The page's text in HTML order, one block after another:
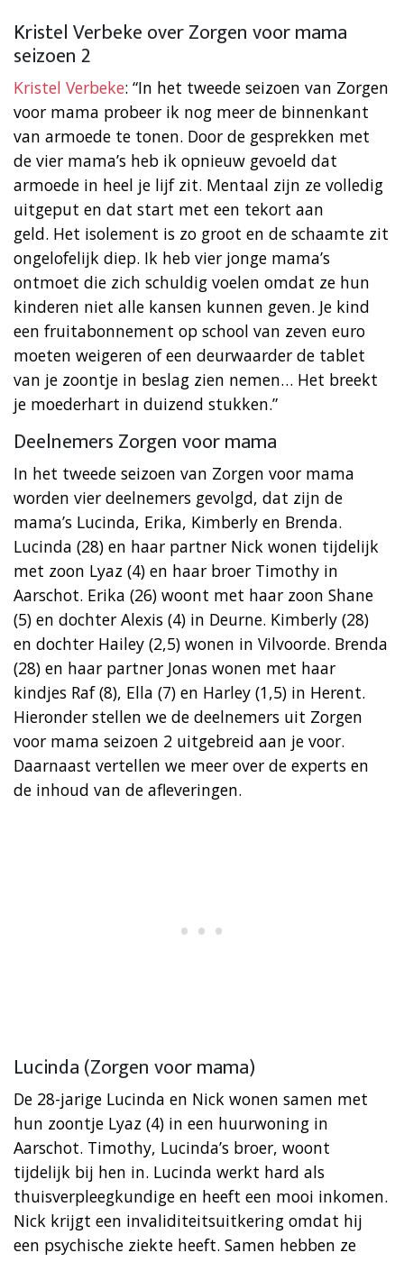
Kristel Verbeke over Zorgen voor mama
seizoen 2
Kristel Verbeke: “In het tweede seizoen van Zorgen
voor mama probeer ik nog meer de binnenkant
van armoede te tonen. Door de gesprekken met
de vier mama’s heb ik opnieuw gevoeld dat
armoede in heel je lijf zit. Mentaal zijn ze volledig
uitgeput en dat start met een tekort aan
geld. Het isolement is zo groot en de schaamte zit
ongelofelijk diep. Ik heb vier jonge mama’s
ontmoet die zich schuldig voelen omdat ze hun
kinderen niet alle kansen kunnen geven. Je kind
een fruitabonnement op school van zeven euro
moeten weigeren of een deurwaarder de tablet
van je zoontje in beslag zien nemen… Het breekt
je moederhart in duizend stukken.”
Deelnemers Zorgen voor mama
In het tweede seizoen van Zorgen voor mama
worden vier deelnemers gevolgd, dat zijn de
mama’s Lucinda, Erika, Kimberly en Brenda.
Lucinda (28) en haar partner Nick wonen tijdelijk
met zoon Lyaz (4) en haar broer Timothy in
Aarschot. Erika (26) woont met haar zoon Shane
(5) en dochter Alexis (4) in Deurne. Kimberly (28)
en dochter Hailey (2,5) wonen in Vilvoorde. Brenda
(28) en haar partner Jonas wonen met haar
kindjes Raf (8), Ella (7) en Harley (1,5) in Herent.
Hieronder stellen we de deelnemers uit Zorgen
voor mama seizoen 2 uitgebreid aan je voor.
Daarnaast vertellen we meer over de experts en
de inhoud van de afleveringen.
Lucinda (Zorgen voor mama)
De 28-jarige Lucinda en Nick wonen samen met
hun zoontje Lyaz (4) in een huurwoning in
Aarschot. Timothy, Lucinda’s broer, woont
tijdelijk bij hen in. Lucinda werkt hard als
thuisverpleegkundige en heeft een mooi inkomen.
Nick krijgt een invaliditeitsuitkering omdat hij
een psychische ziekte heeft. Samen hebben ze